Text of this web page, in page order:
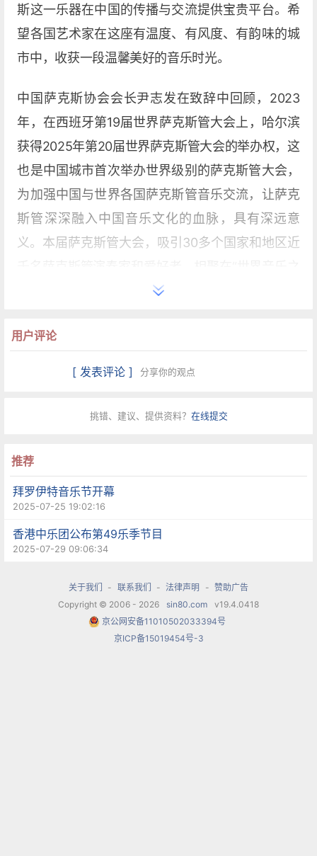
斯这一乐器在中国的传播与交流提供宝贵平台。希
望各国艺术家在这座有温度、有风度、有韵味的城
市中，收获一段温馨美好的音乐时光。
中国萨克斯协会会长尹志发在致辞中回顾，2023
年，在西班牙第19届世界萨克斯管大会上，哈尔滨
获得2025年第20届世界萨克斯管大会的举办权，这
也是中国城市首次举办世界级别的萨克斯管大会，
为加强中国与世界各国萨克斯管音乐交流，让萨克
斯管深深融入中国音乐文化的血脉，具有深远意
义。本届萨克斯管大会，吸引30多个国家和地区近
据介绍，7月26日至31日期间，第20届萨克斯管大
会将举办开幕式萨克斯与交响乐团音乐会、大师班
讲座、学术研讨交流、国际萨克斯大师音乐会、闭
建学习与交流的平台，打开了一扇了解萨克斯管前
沿技术与文化的窗口。
用户评论
[ 发表评论 ] 分享你的观点
挑错、建议、提供资料？ 在线提交
推荐
拜罗伊特音乐节开幕
2025-07-25 19:02:16
香港中乐团公布第49乐季节目
2025-07-29 09:06:34
关于我们 - 联系我们 - 法律声明 - 赞助广告
Copyright © 2006 - 2026
sin80.com
v19.4.0418
京公网安备11010502033394号
京ICP备15019454号-3